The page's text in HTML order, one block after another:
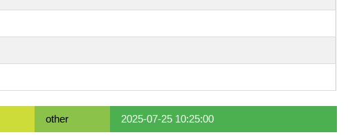
other 2025-07-25 10:25:00